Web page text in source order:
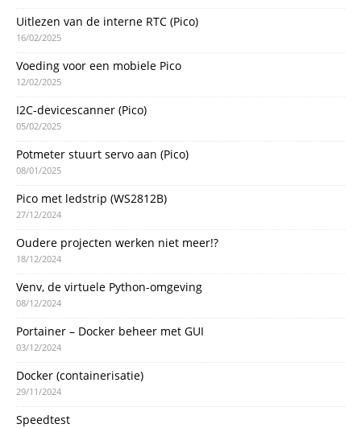
Uitlezen van de interne RTC (Pico)
16/02/2025
Voeding voor een mobiele Pico
12/02/2025
I2C-devicescanner (Pico)
05/02/2025
Potmeter stuurt servo aan (Pico)
08/01/2025
Pico met ledstrip (WS2812B)
27/12/2024
Oudere projecten werken niet meer!?
18/12/2024
Venv, de virtuele Python-omgeving
08/12/2024
Portainer – Docker beheer met GUI
03/12/2024
Docker (containerisatie)
29/11/2024
Speedtest